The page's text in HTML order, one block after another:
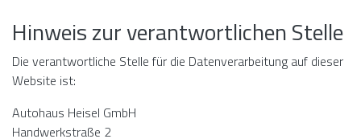
Hinweis zur verantwortlichen Stelle
Die verantwortliche Stelle für die Datenverarbeitung auf dieser
Website ist:
Autohaus Heisel GmbH
Handwerkstraße 2